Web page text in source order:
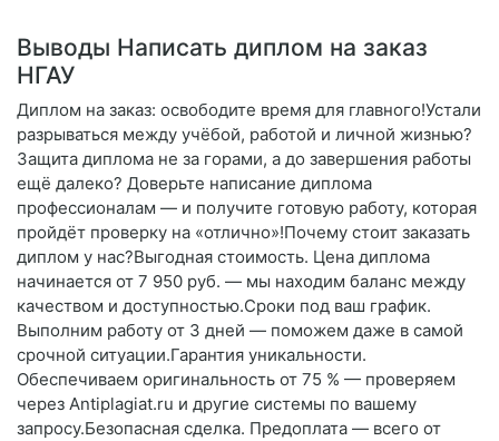
Выводы Написать диплом на заказ
НГАУ
Диплом на заказ: освободите время для главного!Устали
разрываться между учёбой, работой и личной жизнью?
Защита диплома не за горами, а до завершения работы
ещё далеко? Доверьте написание диплома
профессионалам — и получите готовую работу, которая
пройдёт проверку на «отлично»!Почему стоит заказать
диплом у нас?Выгодная стоимость. Цена диплома
начинается от 7 950 руб. — мы находим баланс между
качеством и доступностью.Сроки под ваш график.
Выполним работу от 3 дней — поможем даже в самой
срочной ситуации.Гарантия уникальности.
Обеспечиваем оригинальность от 75 % — проверяем
через Antiplagiat.ru и другие системы по вашему
запросу.Безопасная сделка. Предоплата — всего от